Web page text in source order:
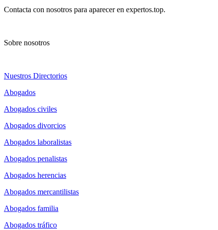
Contacta con nosotros para aparecer en expertos.top.
Sobre nosotros
Nuestros Directorios
Abogados
Abogados civiles
Abogados divorcios
Abogados laboralistas
Abogados penalistas
Abogados herencias
Abogados mercantilistas
Abogados familia
Abogados tráfico